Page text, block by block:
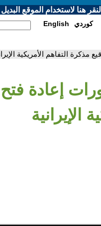
هنا لاستخدام الموقع البديل
English كوردي
التفاهم الأمريكية
إعادة
الإيرانية